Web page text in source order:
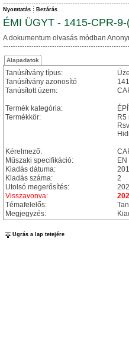
Nyomtatás Bezárás
ÉMI ÜGYT - 1415-CPR-
A dokumentum olvasás módban
Alapadatok
Tanúsítvány típus:
Tanúsítvány azonosító
Tanúsított üzem:
Termék kategória:
Termékkör:
R5
Kérelmező:
Műszaki specifikáció:
Kiadás dátuma:
Kiadás száma:
2
Utolsó megerősítés:
Visszavonva:
Témafelelős:
Megjegyzés:
Ugrás a lap tetejére